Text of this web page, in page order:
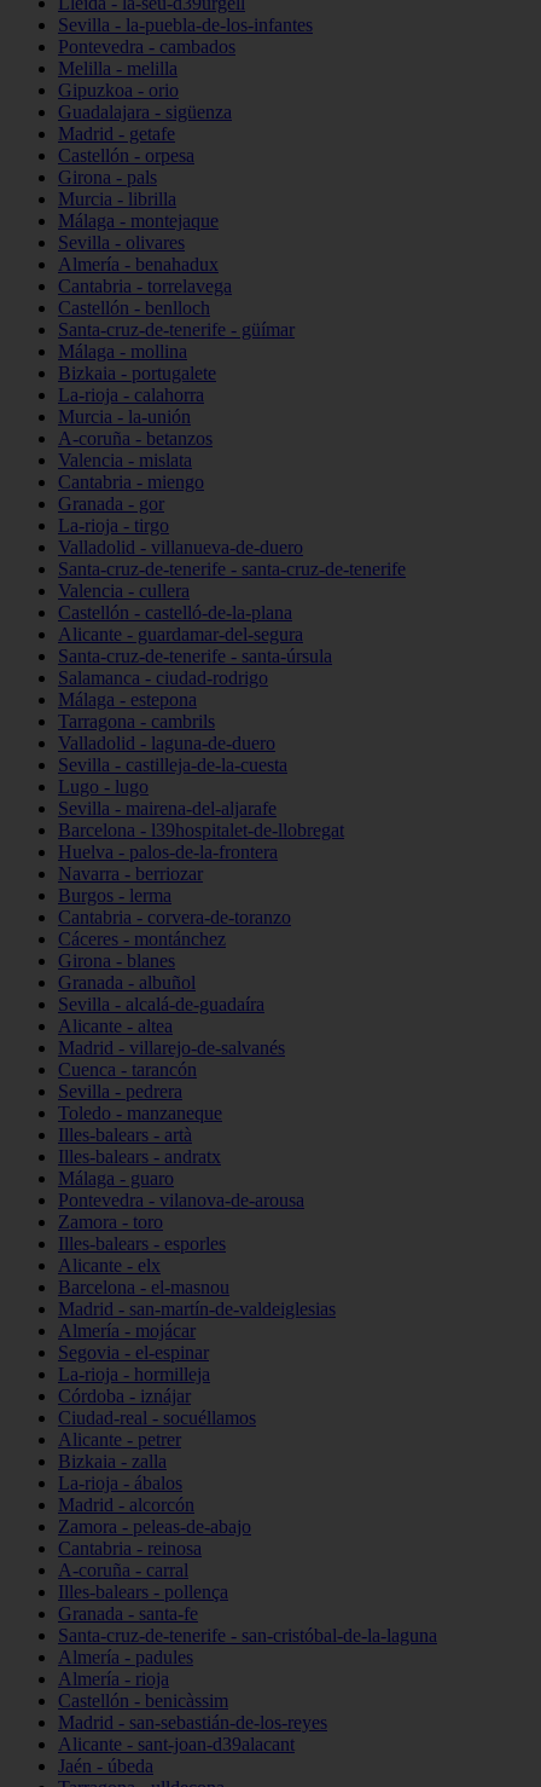
Sevilla - la-puebla-de-los-infantes
Pontevedra - cambados
Melilla - melilla
Gipuzkoa - orio
Guadalajara - sigüenza
Madrid - getafe
Castellón - orpesa
Girona - pals
Murcia - librilla
Málaga - montejaque
Sevilla - olivares
Almería - benahadux
Cantabria - torrelavega
Castellón - benlloch
Santa-cruz-de-tenerife - güímar
Málaga - mollina
Bizkaia - portugalete
La-rioja - calahorra
Murcia - la-unión
A-coruña - betanzos
Valencia - mislata
Cantabria - miengo
Granada - gor
La-rioja - tirgo
Valladolid - villanueva-de-duero
Santa-cruz-de-tenerife - santa-cruz-de-tenerife
Valencia - cullera
Castellón - castelló-de-la-plana
Alicante - guardamar-del-segura
Santa-cruz-de-tenerife - santa-úrsula
Salamanca - ciudad-rodrigo
Málaga - estepona
Tarragona - cambrils
Valladolid - laguna-de-duero
Sevilla - castilleja-de-la-cuesta
Lugo - lugo
Sevilla - mairena-del-aljarafe
Barcelona - l39hospitalet-de-llobregat
Huelva - palos-de-la-frontera
Navarra - berriozar
Burgos - lerma
Cantabria - corvera-de-toranzo
Cáceres - montánchez
Girona - blanes
Granada - albuñol
Sevilla - alcalá-de-guadaíra
Alicante - altea
Madrid - villarejo-de-salvanés
Cuenca - tarancón
Sevilla - pedrera
Toledo - manzaneque
Illes-balears - artà
Illes-balears - andratx
Málaga - guaro
Pontevedra - vilanova-de-arousa
Zamora - toro
Illes-balears - esporles
Alicante - elx
Barcelona - el-masnou
Madrid - san-martín-de-valdeiglesias
Almería - mojácar
Segovia - el-espinar
La-rioja - hormilleja
Córdoba - iznájar
Ciudad-real - socuéllamos
Alicante - petrer
Bizkaia - zalla
La-rioja - ábalos
Madrid - alcorcón
Zamora - peleas-de-abajo
Cantabria - reinosa
A-coruña - carral
Illes-balears - pollença
Granada - santa-fe
Santa-cruz-de-tenerife - san-cristóbal-de-la-laguna
Almería - padules
Almería - rioja
Castellón - benicàssim
Madrid - san-sebastián-de-los-reyes
Alicante - sant-joan-d39alacant
Jaén - úbeda